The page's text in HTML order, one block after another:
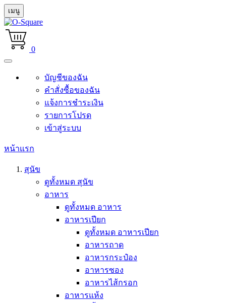
เมนู
0
บัญชีของฉัน
คำสั่งซื้อของฉัน
แจ้งการชำระเงิน
รายการโปรด
เข้าสู่ระบบ
หน้าแรก
สุนัข
ดูทั้งหมด สุนัข
อาหาร
ดูทั้งหมด อาหาร
อาหารเปียก
ดูทั้งหมด อาหารเปียก
อาหารถาด
อาหารกระป๋อง
อาหารซอง
อาหารไส้กรอก
อาหารแห้ง